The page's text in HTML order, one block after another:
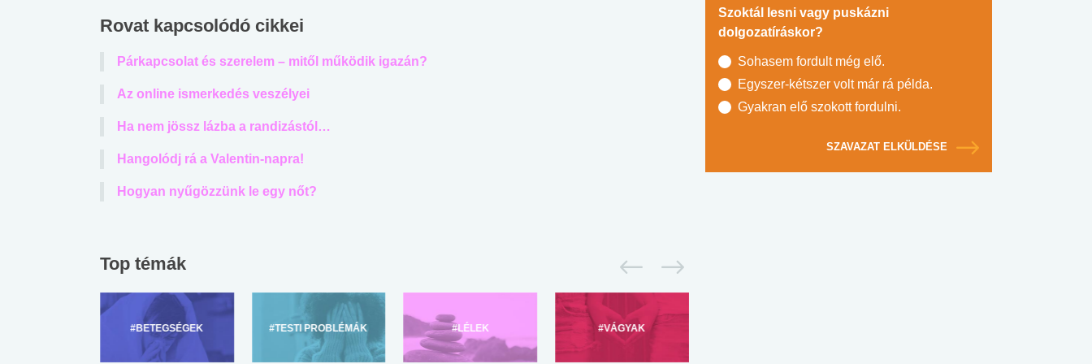
Rovat kapcsolódó cikkei
Párkapcsolat és szerelem – mitől működik igazán?
Az online ismerkedés veszélyei
Ha nem jössz lázba a randizástól…
Hangolódj rá a Valentin-napra!
Hogyan nyűgözzünk le egy nőt?
Top témák
#BETEGSÉGEK #TESTI PROBLÉMÁK #LÉLEK #VÁGYAK
Szoktál lesni vagy puskázni
dolgozatíráskor?
Sohasem fordult még elő.
Egyszer-kétszer volt már rá példa.
Gyakran elő szokott fordulni.
SZAVAZAT ELKÜLDÉSE